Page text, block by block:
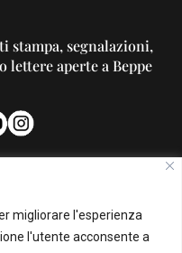
migliorare l'esperienza
l'utente acconsente a
stampa, segnalazioni,
aperte a Beppe
PUBBLICITA'
su questo Blog:
pubblicita@beppegrillo.it